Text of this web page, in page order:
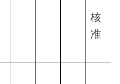
核
准